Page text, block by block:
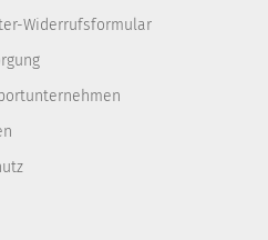
Widerrufsformular